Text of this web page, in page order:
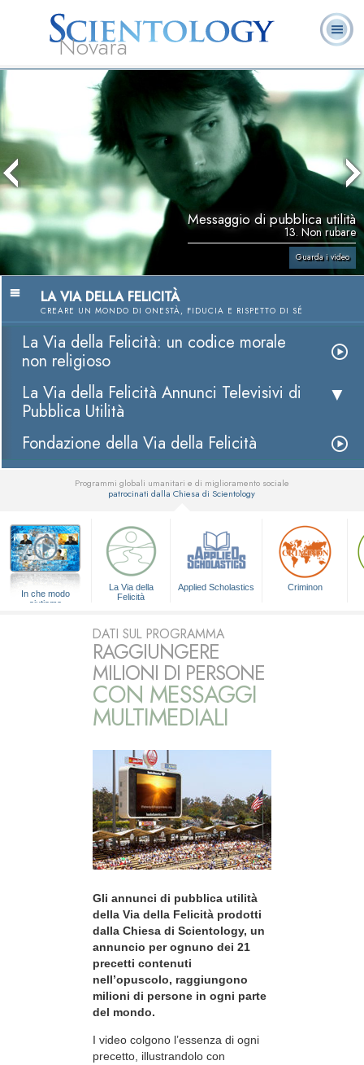
Novara
Ministri
Volontari
Libri
Messaggio di pubblica utilità
13. Non rubare
Guarda i video
LA VIA DELLA FELICITÀ
CREARE UN MONDO DI ONESTÀ, FIDUCIA E RISPETTO DI SÉ
La Via della Felicità: un codice morale
non religioso
La Via della Felicità Annunci Televisivi di
Pubblica Utilità
Fondazione della Via della Felicità
Programmi globali umanitari e di miglioramento sociale
patrocinati dalla Chiesa di Scientology
In che modo
aiutiamo
La Via della
Felicità
Applied Scholastics Criminon
DATI SUL PROGRAMMA
RAGGIUNGERE
MILIONI DI PERSONE
CON MESSAGGI
MULTIMEDIALI
Gli annunci di pubblica utilità
della Via della Felicità prodotti
dalla Chiesa di Scientology, un
annuncio per ognuno dei 21
precetti contenuti
nell’opuscolo, raggiungono
milioni di persone in ogni parte
del mondo.
I video colgono l’essenza di ogni
precetto, illustrandolo con